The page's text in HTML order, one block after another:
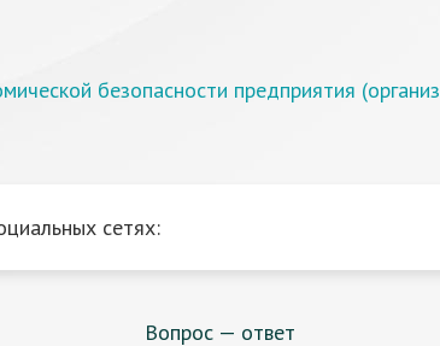
безопасности предприятия
сетях:
Вопрос — ответ